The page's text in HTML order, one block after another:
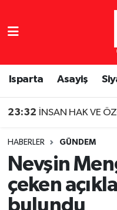
Isparta Asayiş
23:32 İNSAN HAK VE
HABERLER GÜNDEM
Nevşin
çeken
bulundu
Isparta Nöbetçi
Isparta Hava
Isparta Namaz
Süper Lig Puan
Tüm Manşetler